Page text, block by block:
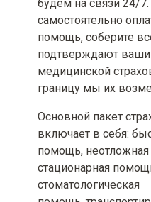
(при
Территория
договора
вступления
наличии)]
Возможные
будем на связи 24/
самостоятельно
помощь, соберите
подтверждают ваши
медицинской
границу мы их
Основной пакет
включает в себя:
помощь, неотложная
стационарная
стоматологическая